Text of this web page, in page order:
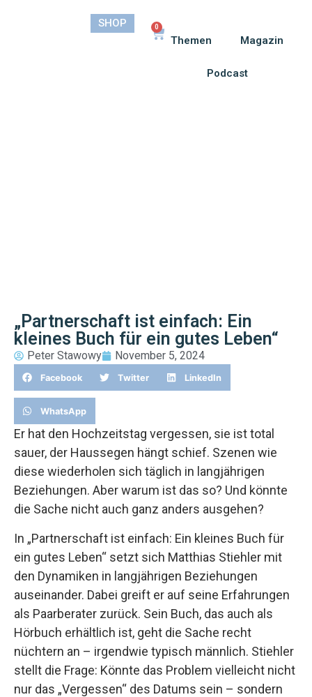
SHOP 0
Themen Magazin
Podcast
„Partnerschaft ist einfach: Ein
kleines Buch für ein gutes Leben“
Peter Stawowy November 5, 2024
Facebook Twitter LinkedIn
WhatsApp
Er hat den Hochzeitstag vergessen, sie ist total
sauer, der Haussegen hängt schief. Szenen wie
diese wiederholen sich täglich in langjährigen
Beziehungen. Aber warum ist das so? Und könnte
die Sache nicht auch ganz anders ausgehen?
In „Partnerschaft ist einfach: Ein kleines Buch für
ein gutes Leben“ setzt sich Matthias Stiehler mit
den Dynamiken in langjährigen Beziehungen
auseinander. Dabei greift er auf seine Erfahrungen
als Paarberater zurück. Sein Buch, das auch als
Hörbuch erhältlich ist, geht die Sache recht
nüchtern an – irgendwie typisch männlich. Stiehler
stellt die Frage: Könnte das Problem vielleicht nicht
nur das „Vergessen“ des Datums sein – sondern